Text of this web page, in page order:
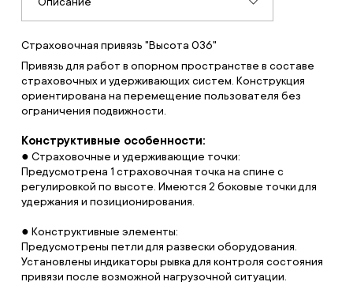
Страховочная привязь "Высота 036"
Привязь для работ в опорном пространстве в составе
страховочных и удерживающих систем. Конструкция
ориентирована на перемещение пользователя без
ограничения подвижности.
Конструктивные особенности:
● Страховочные и удерживающие точки:
Предусмотрена 1 страховочная точка на спине с
регулировкой по высоте. Имеются 2 боковые точки для
удержания и позиционирования.
● Конструктивные элементы:
Предусмотрены петли для развески оборудования.
Установлены индикаторы рывка для контроля состояния
привязи после возможной нагрузочной ситуации.